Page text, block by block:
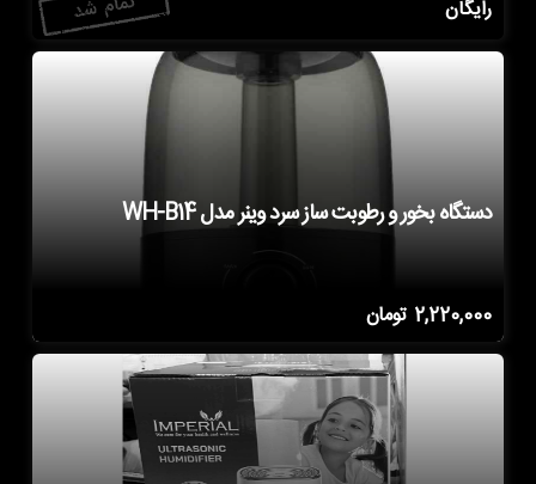
رایگان
دستگاه بخور و رطوبت ساز سرد وینر مدل WH-B14
2,220,000 تومان